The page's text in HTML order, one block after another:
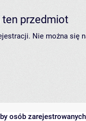
przedmiot
Nie można się
osób